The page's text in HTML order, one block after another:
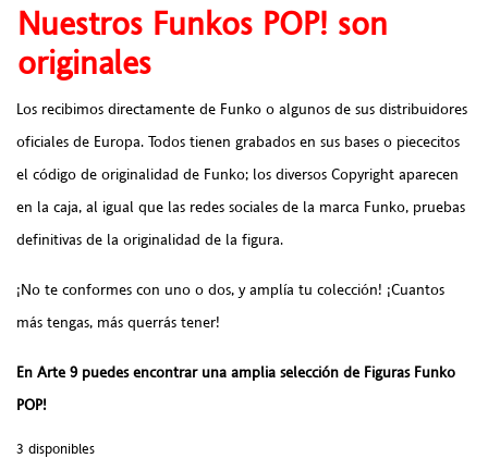
Nuestros Funkos POP! son
originales
Los recibimos directamente de Funko o algunos de sus distribuidores
oficiales de Europa. Todos tienen grabados en sus bases o piececitos
el código de originalidad de Funko; los diversos Copyright aparecen
en la caja, al igual que las redes sociales de la marca Funko, pruebas
definitivas de la originalidad de la figura.
¡No te conformes con uno o dos, y amplía tu colección! ¡Cuantos
más tengas, más querrás tener!
En Arte 9 puedes encontrar una amplia selección de Figuras Funko
POP!
3 disponibles